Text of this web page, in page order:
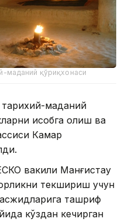
маданий қўриқхонаси
тарихий-маданий
ҳисобга олиш ва
Камар
вакили Манғистау
текшириш учун
ташриф
кўздан кечирган